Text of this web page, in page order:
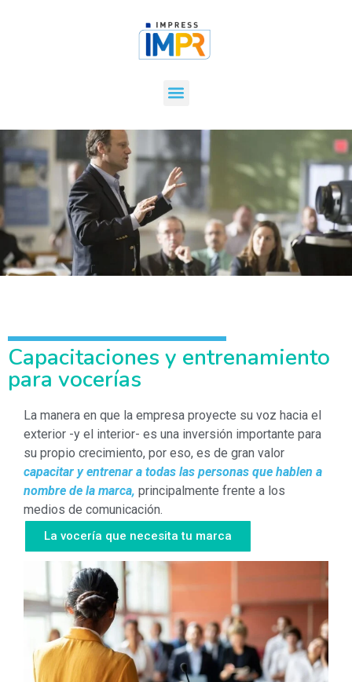
Capacitaciones y entrenamiento
para vocerías
La manera en que la empresa proyecte su voz hacia el
exterior -y el interior- es una inversión importante para
su propio crecimiento, por eso, es de gran valor
capacitar y entrenar a todas las personas que hablen a
nombre de la marca, principalmente frente a los
medios de comunicación.
La vocería que necesita tu marca